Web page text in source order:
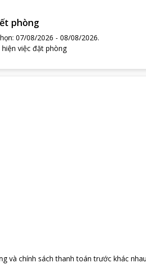
phòng
: 07/08/2026 - 08/08/2026.
việc đặt phòng
và chính sách thanh toán trước khác nhau